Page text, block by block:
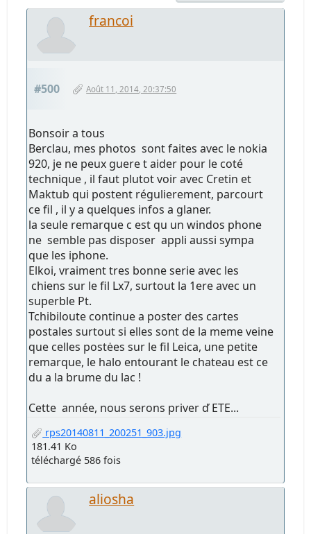
francoi
#500 Août 11, 2014, 20:37:50
Bonsoir a tous
Berclau, mes photos sont faites avec le nokia
920, je ne peux guere t aider pour le coté
technique , il faut plutot voir avec Cretin et
Maktub qui postent régulierement, parcourt
ce fil , il y a quelques infos a glaner.
la seule remarque c est qu un windos phone
ne semble pas disposer appli aussi sympa
que les iphone.
Elkoi, vraiment tres bonne serie avec les
chiens sur le fil Lx7, surtout la 1ere avec un
superble Pt.
Tchibiloute continue a poster des cartes
postales surtout si elles sont de la meme veine
que celles postėes sur le fil Leica, une petite
remarque, le halo entourant le chateau est ce
du a la brume du lac !
Cette année, nous serons priver ď ETE...
rps20140811_200251_903.jpg
181.41 Ko
téléchargé 586 fois
aliosha